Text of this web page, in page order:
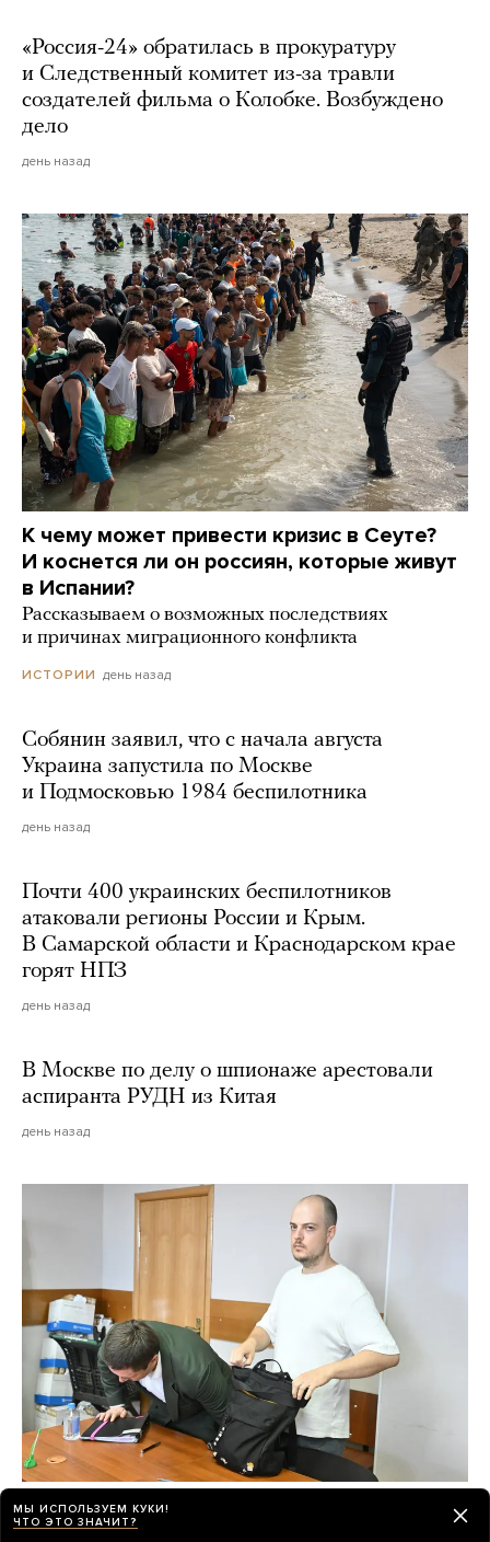
«Россия-24» обратилась в прокуратуру
и Следственный комитет из-за травли
создателей фильма о Колобке. Возбуждено
дело
день назад
К чему может привести кризис в Сеуте?
И коснется ли он россиян, которые живут
в Испании?
Рассказываем о возможных последствиях
и причинах миграционного конфликта
ИСТОРИИ день назад
Собянин заявил, что с начала августа
Украина запустила по Москве
и Подмосковью 1984 беспилотника
день назад
Почти 400 украинских беспилотников
атаковали регионы России и Крым.
В Самарской области и Краснодарском крае
горят НПЗ
день назад
В Москве по делу о шпионаже арестовали
аспиранта РУДН из Китая
день назад
Итог «дела книгоиздателей» о продаже
квир-литературы — три условных
МЫ ИСПОЛЬЗУЕМ КУКИ!
ЧТО ЭТО ЗНАЧИТ?